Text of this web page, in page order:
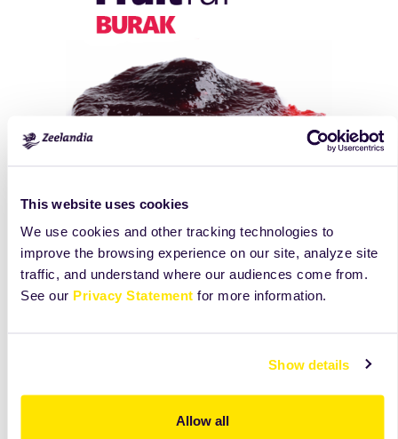
This website uses cookies
We use cookies and other tracking technologies to
improve the browsing experience on our site, analyze site
traffic, and understand where our audiences come from.
See our Privacy Statement for more information.
Show details
Allow all
Burak... może być źródłem różnych opinii.
Dodaj go do swoich wypieków, a będziesz zdumiony,
jak pozytywnie zareagują klienci.
Pobierzkatalog